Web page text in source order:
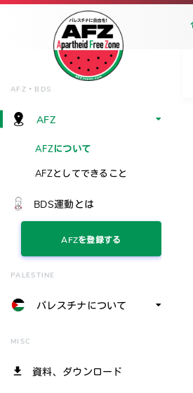
AFZ・BDS
AFZ
AFZについて
AFZとしてできること
BDS運動とは
AFZを登録する
PALESTINE
パレスチナについて
MISC
file_download 資料、ダウンロード